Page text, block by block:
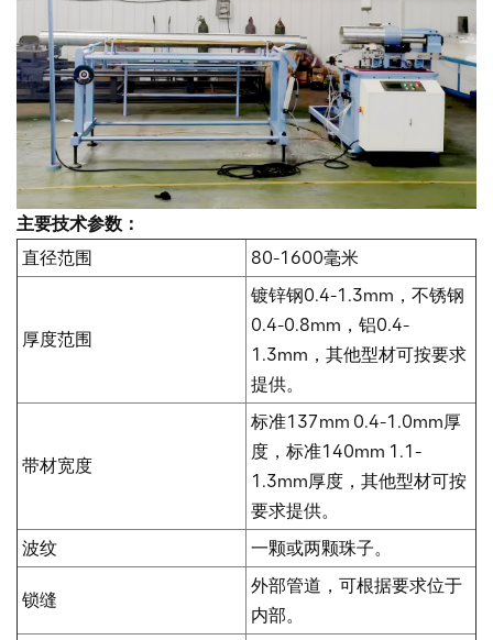
主要技术参数：
直径范围
80-1600毫米
厚度范围
镀锌钢0.4-1.3mm，不锈钢
0.4-0.8mm，铝0.4-
1.3mm，其他型材可按要求
提供。
带材宽度
标准137mm 0.4-1.0mm厚
度，标准140mm 1.1-
1.3mm厚度，其他型材可按
要求提供。
波纹
一颗或两颗珠子。
锁缝
外部管道，可根据要求位于
内部。